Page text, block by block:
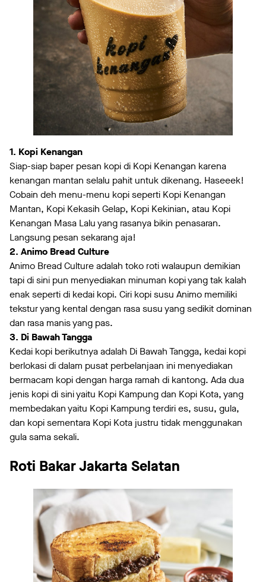
1. Kopi Kenangan
Siap-siap baper pesan kopi di Kopi Kenangan karena
kenangan mantan selalu pahit untuk dikenang. Haseeek!
Cobain deh menu-menu kopi seperti Kopi Kenangan
Mantan, Kopi Kekasih Gelap, Kopi Kekinian, atau Kopi
Kenangan Masa Lalu yang rasanya bikin penasaran.
Langsung pesan sekarang aja!
2. Animo Bread Culture
Animo Bread Culture adalah toko roti walaupun demikian
tapi di sini pun menyediakan minuman kopi yang tak kalah
enak seperti di kedai kopi. Ciri kopi susu Animo memiliki
tekstur yang kental dengan rasa susu yang sedikit dominan
dan rasa manis yang pas.
3. Di Bawah Tangga
Kedai kopi berikutnya adalah Di Bawah Tangga, kedai kopi
berlokasi di dalam pusat perbelanjaan ini menyediakan
bermacam kopi dengan harga ramah di kantong. Ada dua
jenis kopi di sini yaitu Kopi Kampung dan Kopi Kota, yang
membedakan yaitu Kopi Kampung terdiri es, susu, gula,
dan kopi sementara Kopi Kota justru tidak menggunakan
gula sama sekali.
Roti Bakar Jakarta Selatan